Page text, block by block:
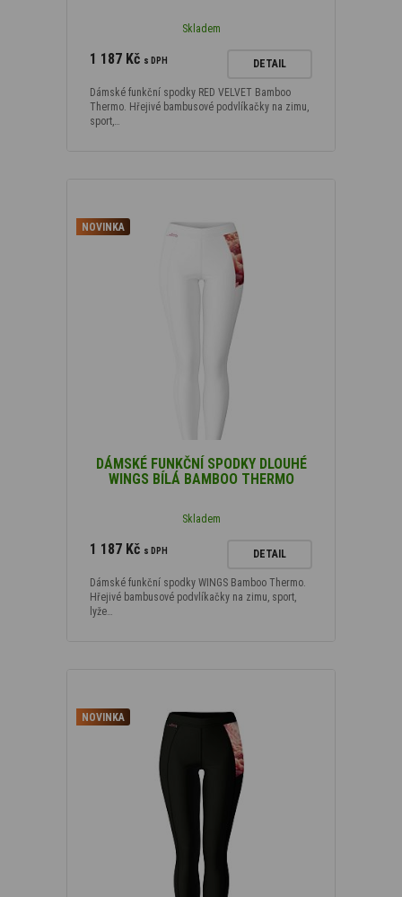
Skladem
1 187 Kč s DPH DETAIL
Dámské funkční spodky RED VELVET Bamboo
Thermo. Hřejivé bambusové podvlíkačky na zimu,
sport,…
NOVINKA
DÁMSKÉ FUNKČNÍ SPODKY DLOUHÉ
WINGS BÍLÁ BAMBOO THERMO
Skladem
1 187 Kč s DPH DETAIL
Dámské funkční spodky WINGS Bamboo Thermo.
Hřejivé bambusové podvlíkačky na zimu, sport,
lyže…
NOVINKA